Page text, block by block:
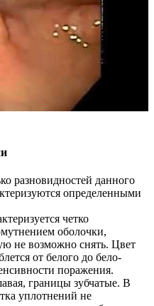
разновидностей данного
определенными
четко
оболочки,
не возможно снять. Цвет
от белого до бело-
поражения.
границы зубчатые. В
уплотнений не